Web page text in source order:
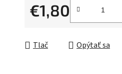
€1,80
Jednotková cena:
Tlač Opýtať sa